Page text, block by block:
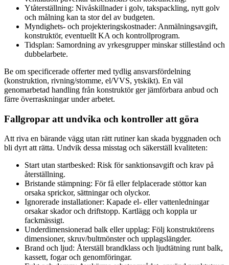
Ytåterställning: Nivåskillnader i golv, takspackling, nytt golv
och målning kan ta stor del av budgeten.
Myndighets- och projekteringskostnader: Anmälningsavgift,
konstruktör, eventuellt KA och kontrollprogram.
Tidsplan: Samordning av yrkesgrupper minskar stillestånd och
dubbelarbete.
Be om specificerade offerter med tydlig ansvarsfördelning
(konstruktion, rivning/stomme, el/VVS, ytskikt). En väl
genomarbetad handling från konstruktör ger jämförbara anbud och
färre överraskningar under arbetet.
Fallgropar att undvika och kontroller att göra
Att riva en bärande vägg utan rätt rutiner kan skada byggnaden och
bli dyrt att rätta. Undvik dessa misstag och säkerställ kvaliteten:
Start utan startbesked: Risk för sanktionsavgift och krav på
återställning.
Bristande stämpning: För få eller felplacerade stöttor kan
orsaka sprickor, sättningar och olyckor.
Ignorerade installationer: Kapade el- eller vattenledningar
orsakar skador och driftstopp. Kartlägg och koppla ur
fackmässigt.
Underdimensionerad balk eller upplag: Följ konstruktörens
dimensioner, skruv/bultmönster och upplagslängder.
Brand och ljud: Återställ brandklass och ljudtätning runt balk,
kassett, fogar och genomföringar.